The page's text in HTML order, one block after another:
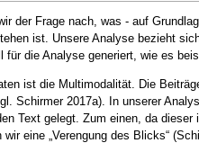
der Frage nach, was - auf
ist. Unsere Analyse bezieht
die Analyse generiert, wie es
ist die Multimodalität. Die
Schirmer 2017a). In unserer
Text gelegt. Zum einen, da
eine „Verengung des Blicks“